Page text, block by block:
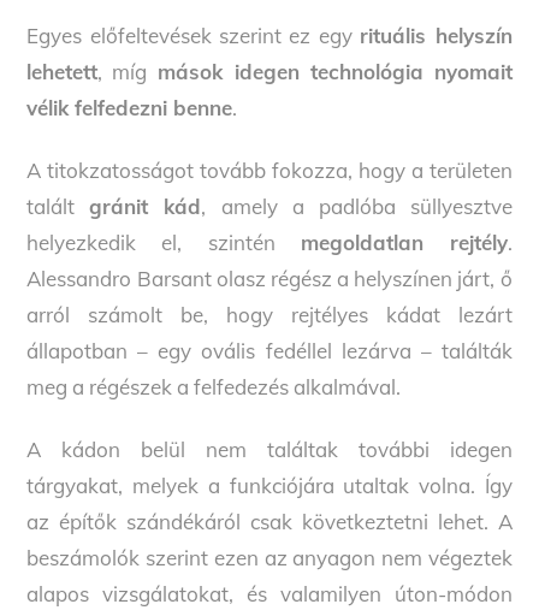
Egyes előfeltevések szerint ez egy rituális helyszín
lehetett, míg mások idegen technológia nyomait
vélik felfedezni benne.
A titokzatosságot tovább fokozza, hogy a területen
találtgránit kád, amely a padlóba süllyesztve
helyezkedik el, szintén megoldatlan rejtély.
Alessandro Barsant olasz régész a helyszínen járt, ő
arról számolt be, hogy rejtélyes kádat lezárt
állapotban – egy ovális fedéllel lezárva – találták
meg a régészek a felfedezés alkalmával.
A kádon belül nem találtak további idegen
tárgyakat, melyek a funkciójára utaltak volna. Így
az építők szándékáról csak következtetni lehet. A
beszámolók szerint ezen az anyagon nem végeztek
alapos vizsgálatokat, és valamilyen úton-módon